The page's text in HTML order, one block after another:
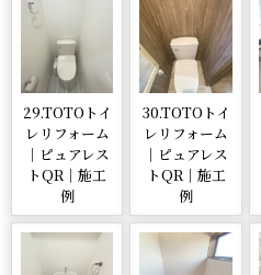
29.TOTOトイ
レリフォーム
｜ピュアレス
トQR｜施工
例
30.TOTOトイ
レリフォーム
｜ピュアレス
トQR｜施工
例